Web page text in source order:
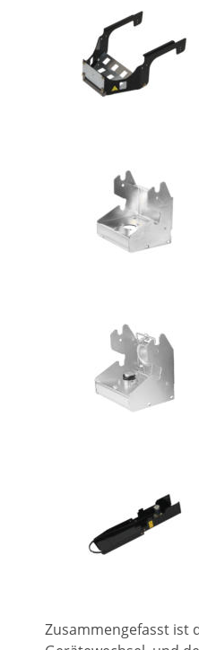
Zusammengefasst ist